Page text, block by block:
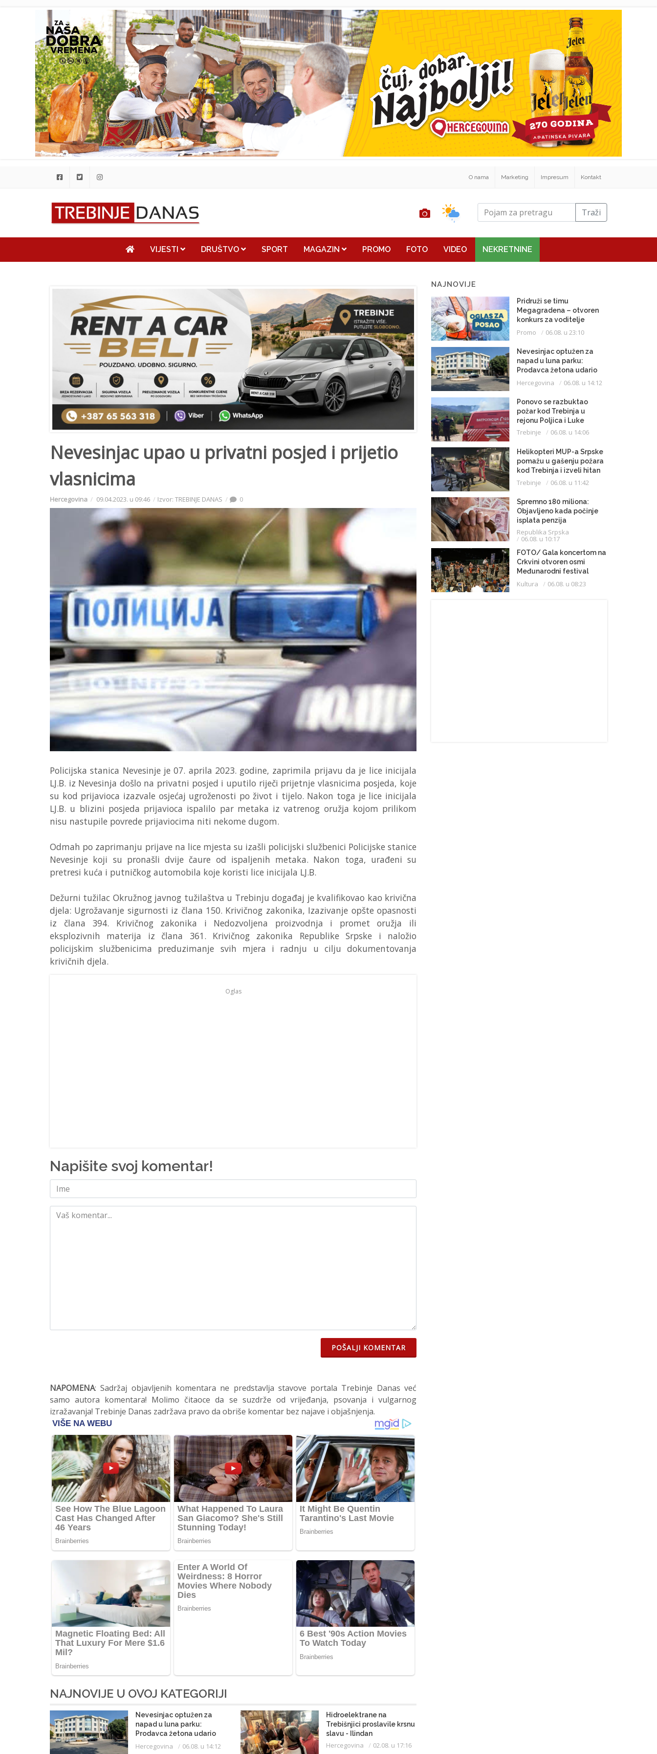
O nama Marketing Impresum Kontakt
Traži
VIJESTI DRUŠTVO SPORT MAGAZIN PROMO FOTO VIDEO NEKRETNINE
Nevesinjac upao u privatni posjed i prijetio
vlasnicima
Hercegovina 09.04.2023. u 09:46 Izvor: TREBINJE DANAS 0
Policijska stanica Nevesinje je 07. aprila 2023. godine, zaprimila prijavu da je lice inicijala
LJ.B. iz Nevesinja došlo na privatni posjed i uputilo riječi prijetnje vlasnicima posjeda, koje
su kod prijavioca izazvale osjećaj ugroženosti po život i tijelo. Nakon toga je lice inicijala
LJ.B. u blizini posjeda prijavioca ispalilo par metaka iz vatrenog oružja kojom prilikom
nisu nastupile povrede prijaviocima niti nekome dugom.
Odmah po zaprimanju prijave na lice mjesta su izašli policijski službenici Policijske stanice
Nevesinje koji su pronašli dvije čaure od ispaljenih metaka. Nakon toga, urađeni su
pretresi kuća i putničkog automobila koje koristi lice inicijala LJ.B.
Dežurni tužilac Okružnog javnog tužilaštva u Trebinju događaj je kvalifikovao kao krivična
djela: Ugrožavanje sigurnosti iz člana 150. Krivičnog zakonika, Izazivanje opšte opasnosti
iz člana 394. Krivičnog zakonika i Nedozvoljena proizvodnja i promet oružja ili
eksplozivnih materija iz člana 361. Krivičnog zakonika Republike Srpske i naložio
policijskim službenicima preduzimanje svih mjera i radnju u cilju dokumentovanja
krivičnih djela.
Oglas
Napišite svoj komentar!
POŠALJI KOMENTAR
NAPOMENA: Sadržaj objavljenih komentara ne predstavlja stavove portala Trebinje Danas već
samo autora komentara! Molimo čitaoce da se suzdrže od vrijeđanja, psovanja i vulgarnog
izražavanja! Trebinje Danas zadržava pravo da obriše komentar bez najave i objašnjenja.
NAJNOVIJE U OVOJ KATEGORIJI
Nevesinjac optužen za
napad u luna parku:
Prodavca žetona udario
mikrofonom u glavu
Hercegovina 06.08. u 14:12
Hidroelektrane na
Trebišnjici proslavile krsnu
slavu - Ilindan
Hercegovina 02.08. u 17:16
NAJNOVIJE
Pridruži se timu
Megagradena – otvoren
konkurs za voditelje
gradilišta
Promo 06.08. u 23:10
Nevesinjac optužen za
napad u luna parku:
Prodavca žetona udario
mikrofonom u glavu
Hercegovina 06.08. u 14:12
Ponovo se razbuktao
požar kod Trebinja u
rejonu Poljica i Luke
Trebinje 06.08. u 14:06
Helikopteri MUP-a Srpske
pomažu u gašenju požara
kod Trebinja i izveli hitan
medicinski let do
Beograda
Trebinje 06.08. u 11:42
Spremno 180 miliona:
Objavljeno kada počinje
isplata penzija
Republika Srpska
06.08. u 10:17
FOTO/ Gala koncertom na
Crkvini otvoren osmi
Međunarodni festival
klasične muzike
Kultura 06.08. u 08:23